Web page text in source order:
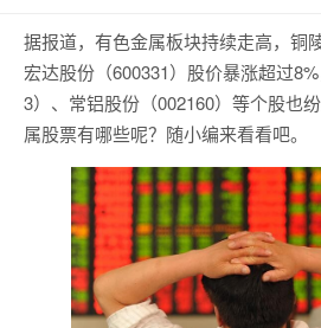
据报道，有色金属板块持续走高，铜
宏达股份（600331）股价暴涨超过
3）、常铝股份（002160）等个股也
属股票有哪些呢？随小编来看看吧。